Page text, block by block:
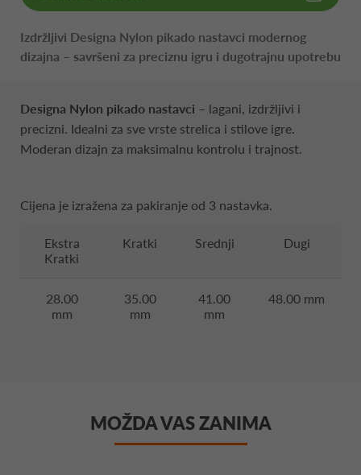
Izdržljivi Designa Nylon pikado nastavci modernog
dizajna – savršeni za preciznu igru i dugotrajnu upotrebu
Designa Nylon pikado nastavci – lagani, izdržljivi i
precizni. Idealni za sve vrste strelica i stilove igre.
Moderan dizajn za maksimalnu kontrolu i trajnost.
Cijena je izražena za pakiranje od 3 nastavka.
Ekstra
Kratki
Kratki Srednji Dugi
28.00
mm
35.00
mm
41.00
mm
48.00 mm
MOŽDA VAS ZANIMA